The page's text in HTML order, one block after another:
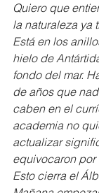
Quiero que
la naturaleza ya
Está en los
hielo de
fondo del mar.
de años que
caben en el
academia no
actualizar
equivocaron por
Esto cierra el